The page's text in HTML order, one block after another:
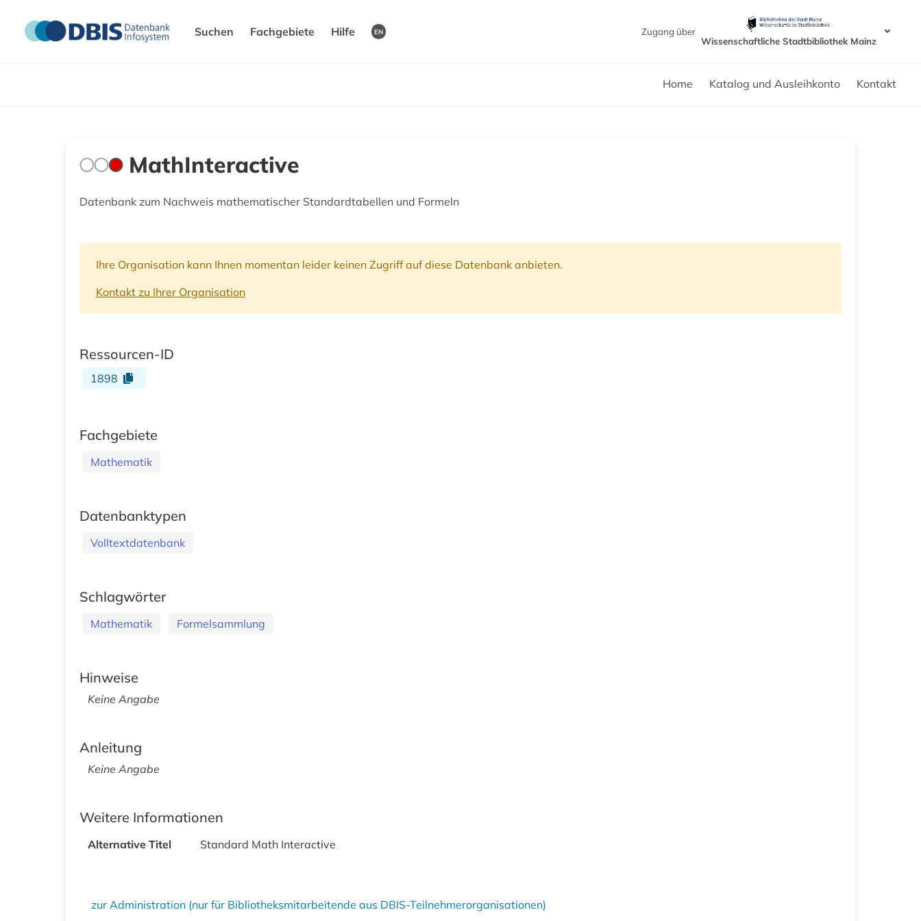
Suchen Fachgebiete Hilfe EN
Zugang über
Wissenschaftliche Stadtbibliothek Mainz
Home Katalog und Ausleihkonto Kontakt
MathInteractive
Datenbank zum Nachweis mathematischer Standardtabellen und Formeln
Ihre Organisation kann Ihnen momentan leider keinen Zugriff auf diese Datenbank anbieten.
Kontakt zu Ihrer Organisation
Ressourcen-ID
1898
Fachgebiete
Mathematik
Datenbanktypen
Volltextdatenbank
Schlagwörter
Mathematik Formelsammlung
Hinweise
Keine Angabe
Anleitung
Keine Angabe
Weitere Informationen
Alternative Titel Standard Math Interactive
zur Administration (nur für Bibliotheksmitarbeitende aus DBIS-Teilnehmerorganisationen)